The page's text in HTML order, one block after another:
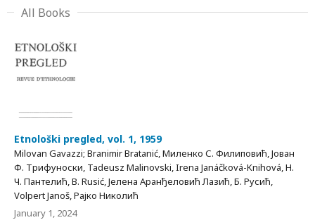
All Books
Etnološki pregled, vol. 1, 1959
Milovan Gavazzi; Branimir Bratanić, Миленко С. Филиповић, Јован
Ф. Трифуноски, Таdеusz Маlinоvski, Irena Janáčková-Knihová, Н.
Ч. Пантелић, B. Rusić, Јелена Аранђеловић Лазић, Б. Русић,
Volpert Janoš, Рајко Николић
January 1, 2024